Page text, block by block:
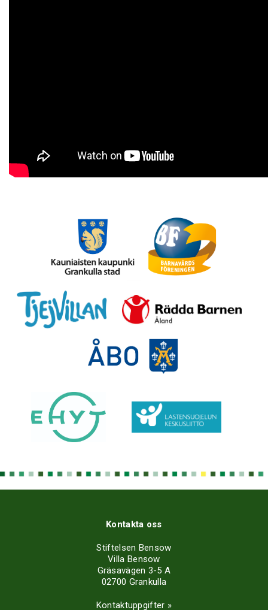
Kontakta oss
Stiftelsen Bensow
Villa Bensow
Gräsavägen 3-5 A
02700 Grankulla
Kontaktuppgifter »